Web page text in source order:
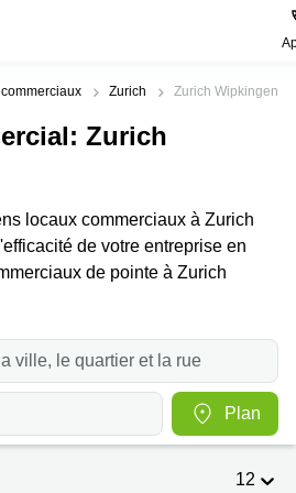
Zurich Zurich Wipkingen
: Zurich
locaux commerciaux à Zurich
de votre entreprise en
de pointe à Zurich
Plan
12